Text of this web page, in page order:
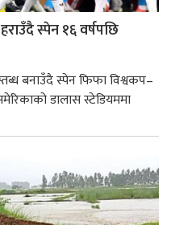
स्पेन १६ वर्षपछि
स्तब्ध बनाउँदै स्पेन फिफा विश्वकप–
डालास स्टेडियममा